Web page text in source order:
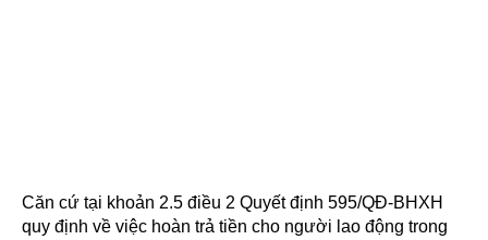
Căn cứ tại khoản 2.5 điều 2 Quyết định 595/QĐ-BHXH
quy định về việc hoàn trả tiền cho người lao động trong